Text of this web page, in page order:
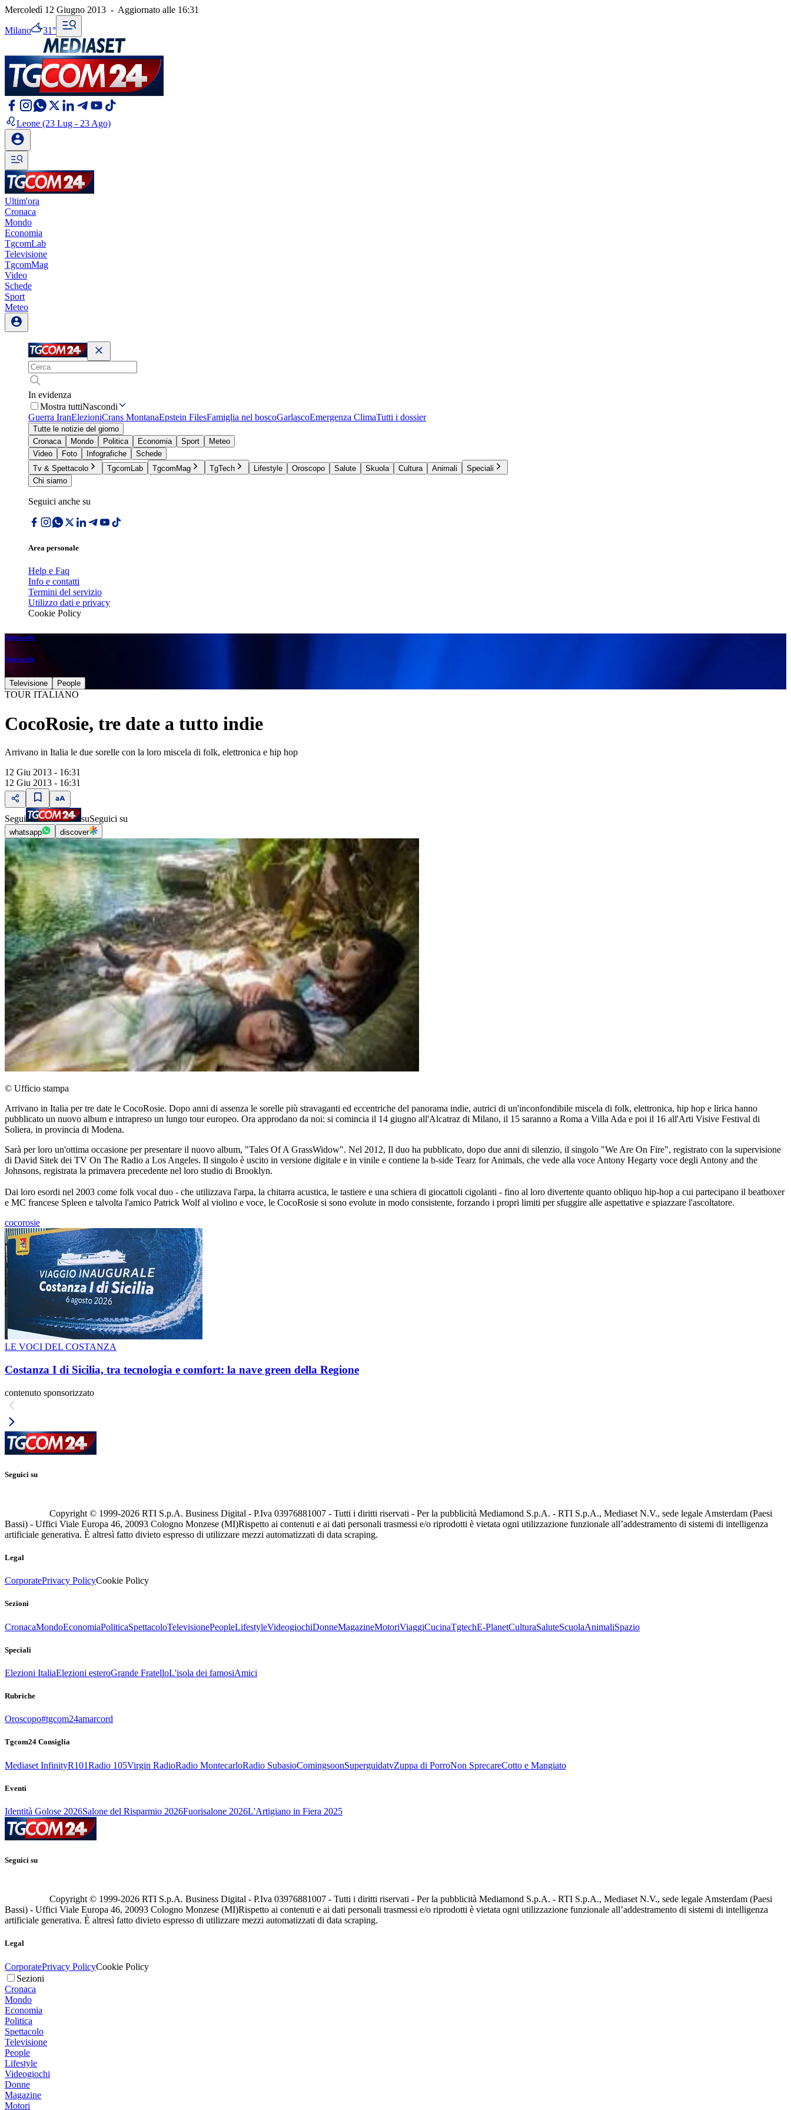
Mercoledì 12 Giugno 2013 - Aggiornato alle 16:31
Milano 31°
Leone (23 Lug - 23 Ago)
Ultim'ora
Cronaca
Mondo
Economia
TgcomLab
Televisione
TgcomMag
Video
Schede
Sport
Meteo
In evidenza
Mostra tuttiNascondi
Guerra IranElezioniCrans MontanaEpstein FilesFamiglia nel boscoGarlascoEmergenza ClimaTutti i dossier
Tutte le notizie del giorno
Cronaca
Mondo Politica Economia Sport
Meteo
Video
Foto Infografiche
Schede
Tv & Spettacolo
TgcomLab TgcomMag TgTech Lifestyle Oroscopo Salute Skuola Cultura Animali
Speciali
Chi siamo
Seguici anche su
Area personale
Help e Faq
Info e contatti
Termini del servizio
Utilizzo dati e privacy
Cookie Policy
Spettacolo
Spettacolo
Televisione People
TOUR ITALIANO
CocoRosie, tre date a tutto indie
Arrivano in Italia le due sorelle con la loro miscela di folk, elettronica e hip hop
12 Giu 2013 - 16:31
12 Giu 2013 - 16:31
Segui suSeguici su
whatsapp discover
© Ufficio stampa
Arrivano in Italia per tre date le CocoRosie. Dopo anni di assenza le sorelle più stravaganti ed eccentriche del panorama indie, autrici di un'inconfondibile miscela di folk, elettronica, hip hop e lirica hanno
pubblicato un nuovo album e intrapreso un lungo tour europeo. Ora approdano da noi: si comincia il 14 giugno all'Alcatraz di Milano, il 15 saranno a Roma a Villa Ada e poi il 16 all'Arti Visive Festival di
Soliera, in provincia di Modena.
Sarà per loro un'ottima occasione per presentare il nuovo album, "Tales Of A GrassWidow". Nel 2012, Il duo ha pubblicato, dopo due anni di silenzio, il singolo "We Are On Fire", registrato con la supervisione
di David Sitek dei TV On The Radio a Los Angeles. Il singolo è uscito in versione digitale e in vinile e contiene la b-side Tearz for Animals, che vede alla voce Antony Hegarty voce degli Antony and the
Johnsons, registrata la primavera precedente nel loro studio di Brooklyn.
Dai loro esordi nel 2003 come folk vocal duo - che utilizzava l'arpa, la chitarra acustica, le tastiere e una schiera di giocattoli cigolanti - fino al loro divertente quanto obliquo hip-hop a cui partecipano il beatboxer
e MC francese Spleen e talvolta l'amico Patrick Wolf al violino e voce, le CocoRosie si sono evolute in modo consistente, forzando i propri limiti per sfuggire alle aspettative e spiazzare l'ascoltatore.
cocorosie
LE VOCI DEL COSTANZA
Costanza I di Sicilia, tra tecnologia e comfort: la nave green della Regione
contenuto sponsorizzato
Seguici su
Copyright © 1999-2026 RTI S.p.A. Business Digital - P.Iva 03976881007 - Tutti i diritti riservati - Per la pubblicità Mediamond S.p.A. - RTI S.p.A., Mediaset N.V., sede legale Amsterdam (Paesi
Bassi) - Uffici Viale Europa 46, 20093 Cologno Monzese (MI)Rispetto ai contenuti e ai dati personali trasmessi e/o riprodotti è vietata ogni utilizzazione funzionale all’addestramento di sistemi di intelligenza
artificiale generativa. È altresì fatto divieto espresso di utilizzare mezzi automatizzati di data scraping.
Legal
CorporatePrivacy PolicyCookie Policy
Sezioni
CronacaMondoEconomiaPoliticaSpettacoloTelevisionePeopleLifestyleVideogiochiDonneMagazineMotoriViaggiCucinaTgtechE-PlanetCulturaSaluteScuolaAnimaliSpazio
Speciali
Elezioni ItaliaElezioni esteroGrande FratelloL'isola dei famosiAmici
Rubriche
Oroscopo#tgcom24amarcord
Tgcom24 Consiglia
Mediaset InfinityR101Radio 105Virgin RadioRadio MontecarloRadio SubasioComingsoonSuperguidatvZuppa di PorroNon SprecareCotto e Mangiato
Eventi
Identità Golose 2026Salone del Risparmio 2026Fuorisalone 2026L'Artigiano in Fiera 2025
Seguici su
Copyright © 1999-2026 RTI S.p.A. Business Digital - P.Iva 03976881007 - Tutti i diritti riservati - Per la pubblicità Mediamond S.p.A. - RTI S.p.A., Mediaset N.V., sede legale Amsterdam (Paesi
Bassi) - Uffici Viale Europa 46, 20093 Cologno Monzese (MI)Rispetto ai contenuti e ai dati personali trasmessi e/o riprodotti è vietata ogni utilizzazione funzionale all’addestramento di sistemi di intelligenza
artificiale generativa. È altresì fatto divieto espresso di utilizzare mezzi automatizzati di data scraping.
Legal
CorporatePrivacy PolicyCookie Policy
Sezioni
Cronaca
Mondo
Economia
Politica
Spettacolo
Televisione
People
Lifestyle
Videogiochi
Donne
Magazine
Motori